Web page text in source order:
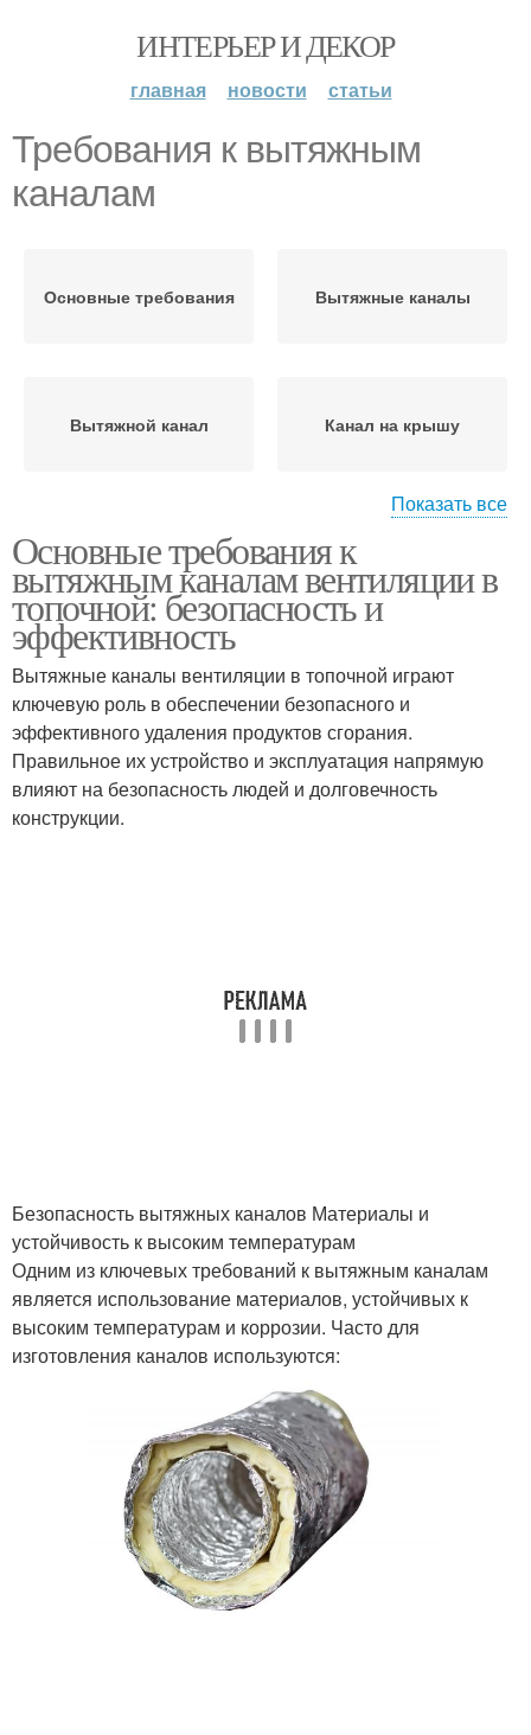
ИНТЕРЬЕР И ДЕКОР
главная новости статьи
Требования к вытяжным
каналам
Основные требования Вытяжные каналы
Вытяжной канал Канал на крышу
обеспечения
Показать все
Основные требования к
вытяжным каналам вентиляции в
топочной: безопасность и
эффективность
Вытяжные каналы вентиляции в топочной играют
ключевую роль в обеспечении безопасного и
эффективного удаления продуктов сгорания.
Правильное их устройство и эксплуатация напрямую
влияют на безопасность людей и долговечность
конструкции.
Безопасность вытяжных каналов Материалы и
устойчивость к высоким температурам
Одним из ключевых требований к вытяжным каналам
является использование материалов, устойчивых к
высоким температурам и коррозии. Часто для
изготовления каналов используются: